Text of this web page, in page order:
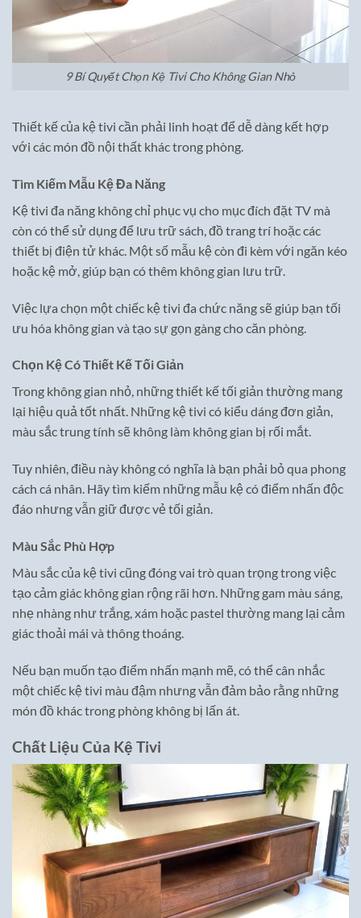
9 Bí Quyết Chọn Kệ Tivi Cho Không Gian Nhỏ
Thiết kế của kệ tivi cần phải linh hoạt để dễ dàng kết hợp
với các món đồ nội thất khác trong phòng.
Tìm Kiếm Mẫu Kệ Đa Năng
Kệ tivi đa năng không chỉ phục vụ cho mục đích đặt TV mà
còn có thể sử dụng để lưu trữ sách, đồ trang trí hoặc các
thiết bị điện tử khác. Một số mẫu kệ còn đi kèm với ngăn kéo
hoặc kệ mở, giúp bạn có thêm không gian lưu trữ.
Việc lựa chọn một chiếc kệ tivi đa chức năng sẽ giúp bạn tối
ưu hóa không gian và tạo sự gọn gàng cho căn phòng.
Chọn Kệ Có Thiết Kế Tối Giản
Trong không gian nhỏ, những thiết kế tối giản thường mang
lại hiệu quả tốt nhất. Những kệ tivi có kiểu dáng đơn giản,
màu sắc trung tính sẽ không làm không gian bị rối mắt.
Tuy nhiên, điều này không có nghĩa là bạn phải bỏ qua phong
cách cá nhân. Hãy tìm kiếm những mẫu kệ có điểm nhấn độc
đáo nhưng vẫn giữ được vẻ tối giản.
Màu Sắc Phù Hợp
Màu sắc của kệ tivi cũng đóng vai trò quan trọng trong việc
tạo cảm giác không gian rộng rãi hơn. Những gam màu sáng,
nhẹ nhàng như trắng, xám hoặc pastel thường mang lại cảm
giác thoải mái và thông thoáng.
Nếu bạn muốn tạo điểm nhấn mạnh mẽ, có thể cân nhắc
một chiếc kệ tivi màu đậm nhưng vẫn đảm bảo rằng những
món đồ khác trong phòng không bị lấn át.
Chất Liệu Của Kệ Tivi